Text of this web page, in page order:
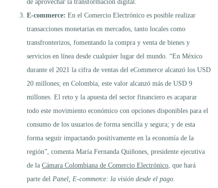
de aprovechar la transformación digital.
E-commerce: En el Comercio Electrónico es posible realizar
transacciones monetarias en mercados, tanto locales como
transfronterizos, fomentando la compra y venta de bienes y
servicios en línea desde cualquier lugar del mundo. “En México
durante el 2021 la cifra de ventas del eCommerce alcanzó los USD
20 millones; en Colombia, este valor alcanzó más de USD 9
millones. El reto y la apuesta del sector financiero es acaparar
todo este movimiento económico con opciones disponibles para el
consumo de los usuarios de forma sencilla y segura; y de esta
forma seguir impactando positivamente en la economía de la
región”, comenta María Fernanda Quiñones, presidente ejecutiva
de la Cámara Colombiana de Comercio Electrónico , que hará
parte del Panel, E-commerce: la visión desde el pago.